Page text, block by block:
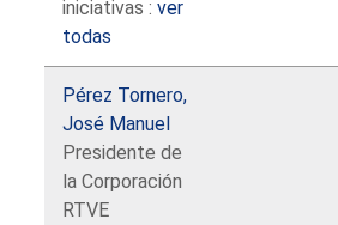
iniciativas :ver
todas
Pérez Tornero,
José Manuel
Presidente de
la Corporación
RTVE